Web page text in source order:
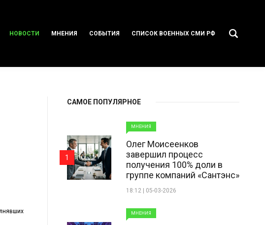
НОВОСТИ МНЕНИЯ СОБЫТИЯ СПИСОК ВОЕННЫХ СМИ РФ
САМОЕ ПОПУЛЯРНОЕ
МНЕНИЯ
Олег Моисеенков
завершил процесс
получения 100% доли в
группе компаний «Сантэнс»
18:12 | 05-03-2026
1
МНЕНИЯ